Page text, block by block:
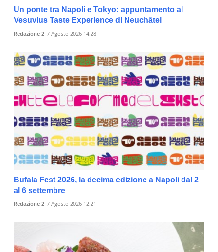
Un ponte tra Napoli e Tokyo: appuntamento al
Vesuvius Taste Experience di Neuchâtel
Redazione 2 7 Agosto 2026 14:28
Bufala Fest 2026, la decima edizione a Napoli dal 2
al 6 settembre
Redazione 2 7 Agosto 2026 12:21